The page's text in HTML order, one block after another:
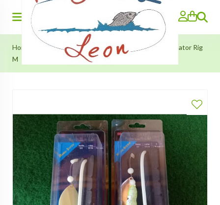
Search
Home
Leng Onderlijn 8/0 (met octo en lumi tube) Rotator Rig
M